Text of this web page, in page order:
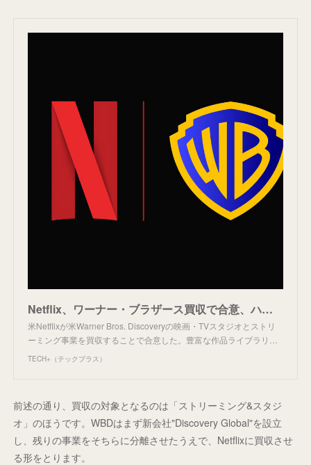
Netflix、ワーナー・ブラザース買収で合意、ハリウッド再編に歴史的転機
米Netflixが米Warner Bros. Discoveryの映画・TVスタジオとストリ
ーミング事業を買収することで合意した。豊富な作品ライブラリ…
TECH+（テックプラス）
前述の通り、買収の対象となるのは「ストリーミング&スタジ
オ」のほうです。WBDはまず新会社"Discovery Global"を設立
し、残りの事業をそちらに分離させたうえで、Netflixに買収させ
る形をとります。